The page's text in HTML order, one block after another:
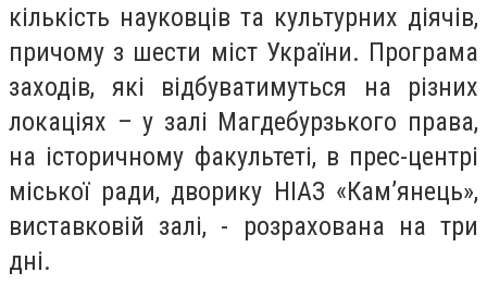
кількість науковців та культурних діячів,
причому з шести міст України. Програма
заходів, які відбуватимуться на різних
локаціях – у залі Магдебурзького права,
на історичному факультеті, в прес-центрі
міської ради, дворику НІАЗ «Кам’янець»,
виставковій залі, - розрахована на три
дні.